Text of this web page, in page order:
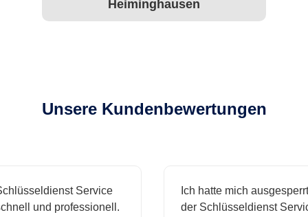
Heiminghausen
Unsere Kundenbewertungen
Service
und professionell.
Ich hatte mich ausgesperrt
der Schlüsseldienst Service